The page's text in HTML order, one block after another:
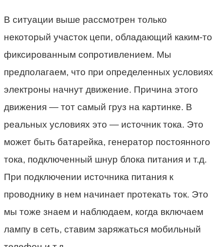
В ситуации выше рассмотрен только
некоторый участок цепи, обладающий каким-то
фиксированным сопротивлением. Мы
предполагаем, что при определенных условиях
электроны начнут движение. Причина этого
движения — тот самый груз на картинке. В
реальных условиях это — источник тока. Это
может быть батарейка, генератор постоянного
тока, подключенный шнур блока питания и т.д.
При подключении источника питания к
проводнику в нем начинает протекать ток. Это
мы тоже знаем и наблюдаем, когда включаем
лампу в сеть, ставим заряжаться мобильный